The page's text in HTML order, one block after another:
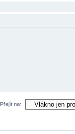
Přejít na: